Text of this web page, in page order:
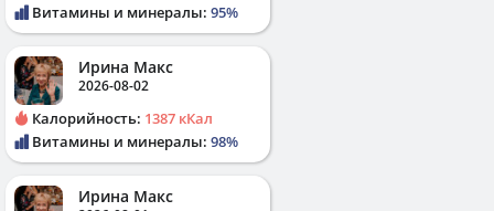
Витамины и минералы: 95%
Ирина Макс
2026-08-02
Калорийность: 1387 кКал
Витамины и минералы: 98%
Ирина Макс